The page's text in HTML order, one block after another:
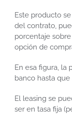
Este producto
del contrato,
porcentaje
opción de
En esa figura, la
banco hasta
El leasing se
ser en tasa fija